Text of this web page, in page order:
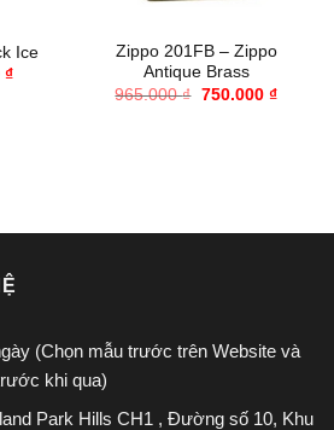
Ice
₫Giá
Zippo 201FB – Zippo
Antique Brass
965.000₫ Giá
750.000 ₫Giá
(Chọn mẫu trước trên Website và
khi qua)
Park Hills CH1 , Đường số 10, Khu